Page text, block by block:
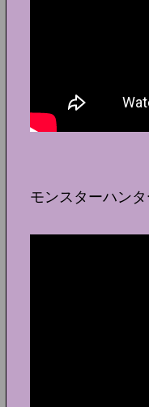
モンスターハン